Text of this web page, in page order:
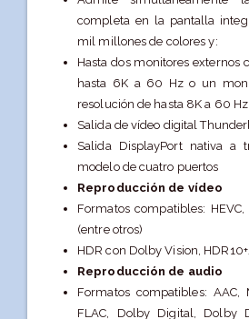
completa en la pantalla
mil millones de colores y:
Hasta dos monitores externos
hasta 6K a 60 Hz o un
resolución de hasta 8K a 60 Hz.
Salida de vídeo digital
Salida DisplayPort nativa a
modelo de cuatro puertos
Reproducción de vídeo
Formatos compatibles:
(entre otros)
HDR con Dolby Vision,
Reproducción de audio
Formatos compatibles: AAC,
FLAC, Dolby Digital, Dolby